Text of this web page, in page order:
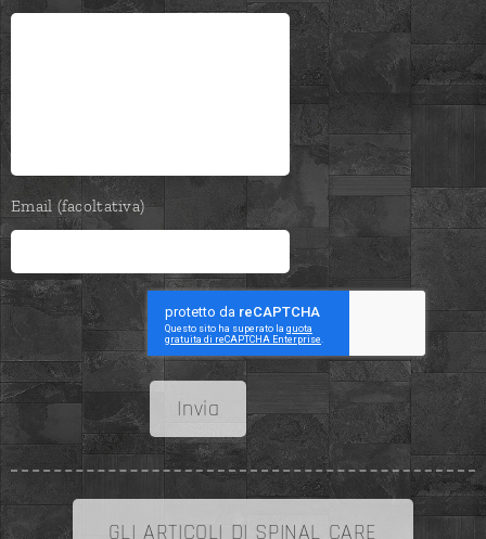
Email (facoltativa)
Invia
GLI ARTICOLI DI SPINAL CARE